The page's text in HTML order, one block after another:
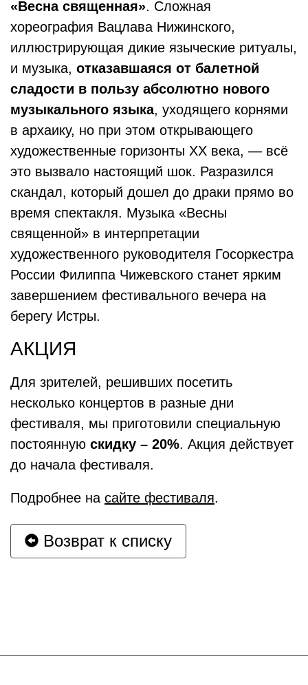
«Весна священная». Сложная
хореография Вацлава Нижинского,
иллюстрирующая дикие языческие ритуалы,
и музыка, отказавшаяся от балетной
сладости в пользу абсолютно нового
музыкального языка, уходящего корнями
в архаику, но при этом открывающего
художественные горизонты ХХ века, — всё
это вызвало настоящий шок. Разразился
скандал, который дошел до драки прямо во
время спектакля. Музыка «Весны
священной» в интерпретации
художественного руководителя Госоркестра
России Филиппа Чижевского станет ярким
завершением фестивального вечера на
берегу Истры.
АКЦИЯ
Для зрителей, решивших посетить
несколько концертов в разные дни
фестиваля, мы приготовили специальную
постоянную скидку – 20%. Акция действует
до начала фестиваля.
Подробнее на сайте фестиваля.
Возврат к списку